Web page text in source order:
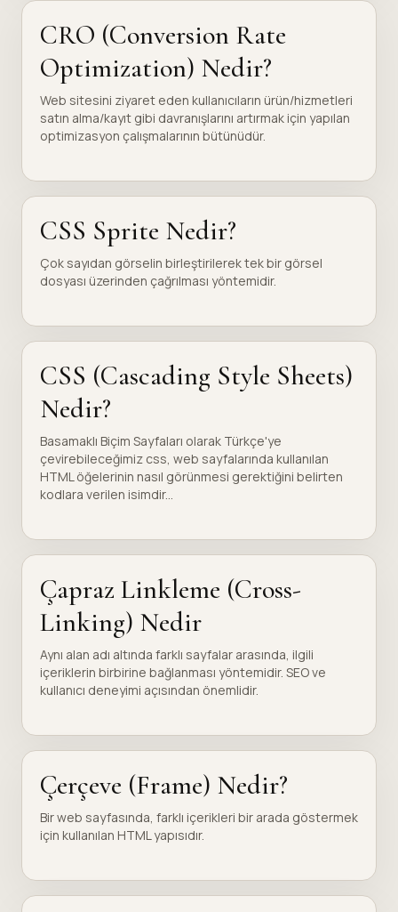
CRO (Conversion Rate
Optimization) Nedir?
Web sitesini ziyaret eden kullanıcıların ürün/hizmetleri
satın alma/kayıt gibi davranışlarını artırmak için yapılan
optimizasyon çalışmalarının bütünüdür.
CSS Sprite Nedir?
Çok sayıdan görselin birleştirilerek tek bir görsel
dosyası üzerinden çağrılması yöntemidir.
CSS (Cascading Style Sheets)
Nedir?
Basamaklı Biçim Sayfaları olarak Türkçe'ye
çevirebileceğimiz css, web sayfalarında kullanılan
HTML öğelerinin nasıl görünmesi gerektiğini belirten
kodlara verilen isimdir...
Çapraz Linkleme (Cross-
Linking) Nedir
Aynı alan adı altında farklı sayfalar arasında, ilgili
içeriklerin birbirine bağlanması yöntemidir. SEO ve
kullanıcı deneyimi açısından önemlidir.
Çerçeve (Frame) Nedir?
Bir web sayfasında, farklı içerikleri bir arada göstermek
için kullanılan HTML yapısıdır.